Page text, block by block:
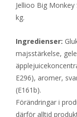
Jellioo Big
kg.
Ingredienser:
majsstärkelse,
E296), aromer,
(E161b).
Förändringar i
därför alltid